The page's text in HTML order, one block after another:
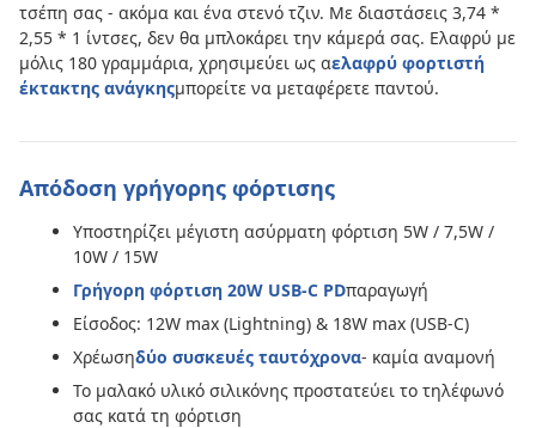
τσέπη σας - ακόμα και ένα στενό τζιν. Με διαστάσεις 3,74 *
2,55 * 1 ίντσες, δεν θα μπλοκάρει την κάμερά σας. Ελαφρύ με
μόλις 180 γραμμάρια, χρησιμεύει ως αελαφρύ φορτιστή
έκτακτης ανάγκηςμπορείτε να μεταφέρετε παντού.
Απόδοση γρήγορης φόρτισης
Υποστηρίζει μέγιστη ασύρματη φόρτιση 5W / 7,5W /
10W / 15W
Γρήγορη φόρτιση 20W USB-C PDπαραγωγή
Είσοδος: 12W max (Lightning) & 18W max (USB-C)
Χρέωσηδύο συσκευές ταυτόχρονα- καμία αναμονή
Το μαλακό υλικό σιλικόνης προστατεύει το τηλέφωνό
σας κατά τη φόρτιση